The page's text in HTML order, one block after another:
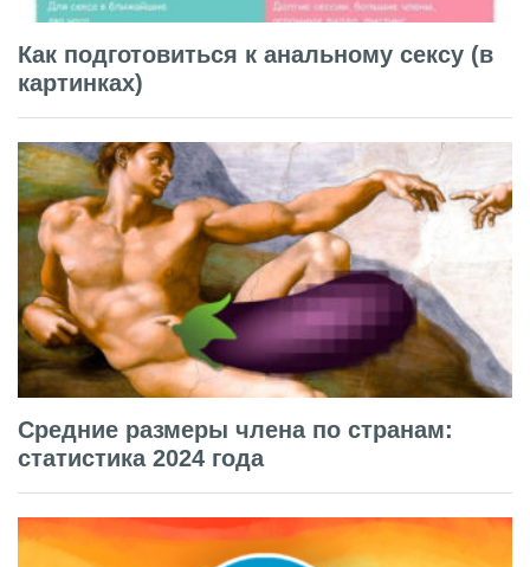
Как подготовиться к анальному сексу (в
картинках)
Средние размеры члена по странам:
статистика 2024 года